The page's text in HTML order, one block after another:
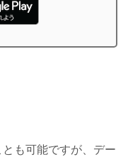
も可能ですが、デー